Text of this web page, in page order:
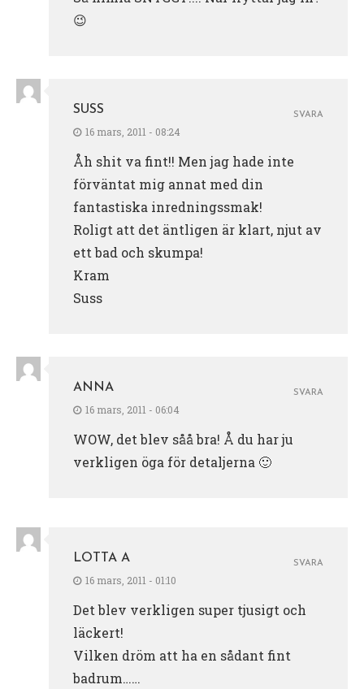
😉
SUSS
16 mars, 2011 - 08:24
Åh shit va fint!! Men jag hade inte
förväntat mig annat med din
fantastiska inredningssmak!
Roligt att det äntligen är klart, njut av
ett bad och skumpa!
Kram
Suss
SVARA
ANNA
16 mars, 2011 - 06:04
WOW, det blev såå bra! Å du har ju
verkligen öga för detaljerna 🙂
SVARA
LOTTA A
16 mars, 2011 - 01:10
Det blev verkligen super tjusigt och
läckert!
Vilken dröm att ha en sådant fint
badrum……
SVARA